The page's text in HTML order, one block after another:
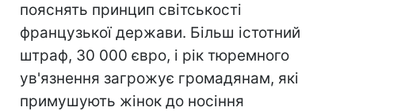
пояснять принцип світськості
французької держави. Більш істотний
штраф, 30 000 євро, і рік тюремного
ув'язнення загрожує громадянам, які
примушують жінок до носіння